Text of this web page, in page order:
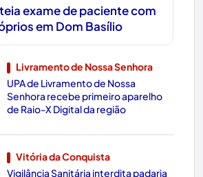
exame de paciente com
em Dom Basílio
Livramento de Nossa Senhora
UPA de Livramento de Nossa
Senhora recebe primeiro aparelho
de Raio-X Digital da região
Vitória da Conquista
Vigilância Sanitária interdita padaria